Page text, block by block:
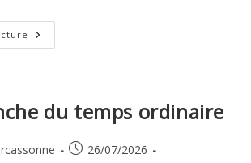
18e
Dimanche
du temps ordinaire
Publication
26/07/2026